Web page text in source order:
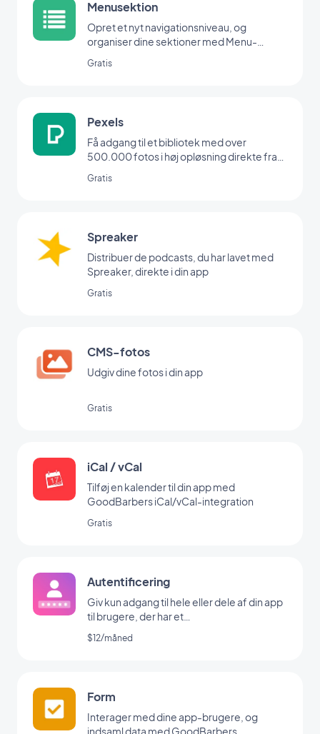
Menusektion
Opret et nyt navigationsniveau, og
organiser dine sektioner med Menu-
Gratis
Pexels
Få adgang til et bibliotek med over
500.000 fotos i høj opløsning direkte fra
Gratis
Spreaker
Distribuer de podcasts, du har lavet med
Spreaker, direkte i din app
Gratis
CMS-fotos
Udgiv dine fotos i din app
Gratis
iCal / vCal
Tilføj en kalender til din app med
GoodBarbers iCal/vCal-integration
Gratis
Autentificering
Giv kun adgang til hele eller dele af din app
til brugere, der har et
brugernavn/password
$12/måned
Form
Interager med dine app-brugere, og
indsaml data med GoodBarbers